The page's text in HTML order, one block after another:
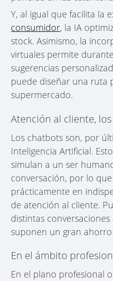
Y, al igual que facilita la
consumidor, la IA
stock. Asimismo, la
virtuales permite
sugerencias
puede diseñar una ruta
supermercado.
Atención al cliente,
Los chatbots son, por
Inteligencia Artificial.
simulan a un ser
conversación, por lo
prácticamente en
de atención al cliente.
distintas
suponen un gran
En el ámbito
En el plano profesional